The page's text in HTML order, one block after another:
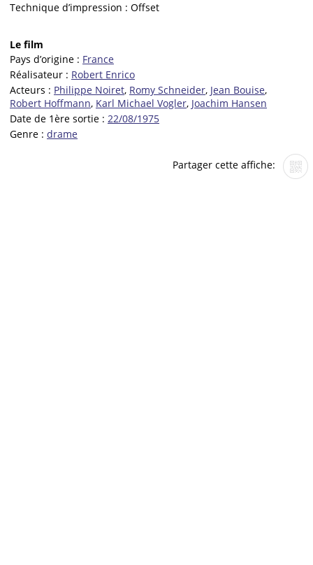
Technique d’impression : Offset
Le film
Pays d’origine : France
Réalisateur : Robert Enrico
Acteurs : Philippe Noiret, Romy Schneider, Jean Bouise,
Robert Hoffmann, Karl Michael Vogler, Joachim Hansen
Date de 1ère sortie : 22/08/1975
Genre : drame
Partager cette affiche: